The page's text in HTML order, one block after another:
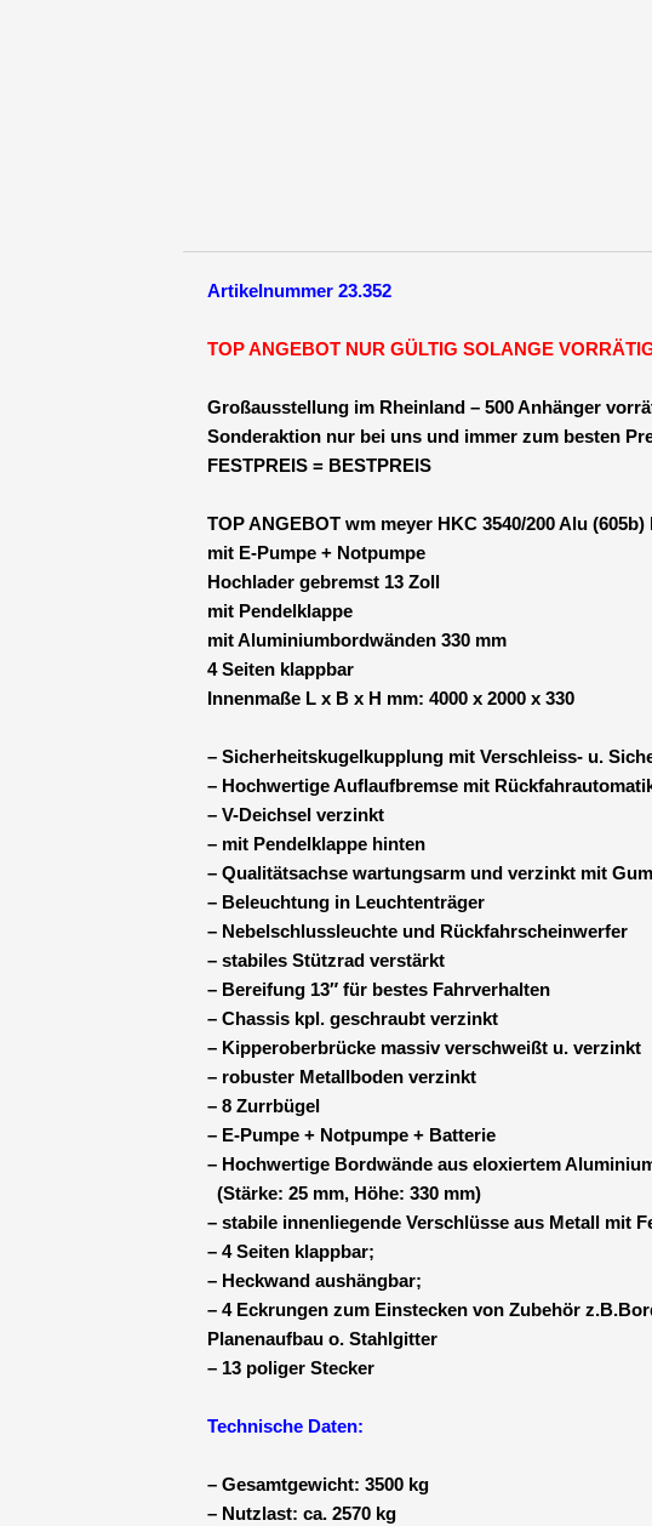
km/h
Artikelnummer 23.352
TOP ANGEBOT NUR GÜLTIG SOLANGE
Großausstellung im Rheinland – 500 Anhänger
Sonderaktion nur bei uns und immer zum besten
FESTPREIS = BESTPREIS
TOP ANGEBOT wm meyer HKC 3540/200 Alu
mit E-Pumpe + Notpumpe
Hochlader gebremst 13 Zoll
mit Pendelklappe
mit Aluminiumbordwänden 330 mm
4 Seiten klappbar
Innenmaße L x B x H mm: 4000 x 2000 x 330
– Sicherheitskugelkupplung mit Verschleiss- u.
– Hochwertige Auflaufbremse mit
– V-Deichsel verzinkt
– mit Pendelklappe hinten
– Qualitätsachse wartungsarm und verzinkt mit
– Beleuchtung in Leuchtenträger
– Nebelschlussleuchte und Rückfahrscheinwerfer
– stabiles Stützrad verstärkt
– Bereifung 13″ für bestes Fahrverhalten
– Chassis kpl. geschraubt verzinkt
– Kipperoberbrücke massiv verschweißt u. verzinkt
– robuster Metallboden verzinkt
– 8 Zurrbügel
– E-Pumpe + Notpumpe + Batterie
– Hochwertige Bordwände aus eloxiertem
(Stärke: 25 mm, Höhe: 330 mm)
– stabile innenliegende Verschlüsse aus Metall mit
– 4 Seiten klappbar;
– Heckwand aushängbar;
– 4 Eckrungen zum Einstecken von Zubehör
Planenaufbau o. Stahlgitter
– 13 poliger Stecker
Technische Daten:
– Gesamtgewicht: 3500 kg
– Nutzlast: ca. 2570 kg